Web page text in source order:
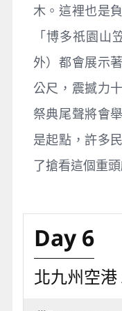
木。這裡也是
「博多祇園山
外）都會展示
公尺，震撼力
祭典尾聲將會
是起點，許多
了搶看這個重頭
Day 6
北九州空